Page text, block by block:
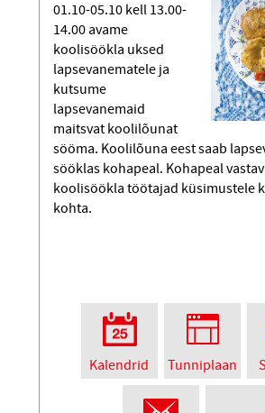
01.10-05.10 kell 13.00-
14.00 avame
koolisöökla uksed
lapsevanematele ja
kutsume
lapsevanemaid
maitsvat koolilõunat
sööma. Koolilõuna eest saab
sööklas kohapeal. Kohapeal
koolisöökla töötajad küsimustele
kohta.
Kalendrid Tunniplaan